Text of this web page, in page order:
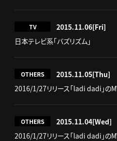
TV 2015.11.06[Fri]
日本テレビ系「バズリズム」
OTHERS 2015.11.05[Thu]
2016/1/27リリース「ladi dadi」の
OTHERS 2015.11.04[Wed]
2016/1/27リリース「ladi dadi」の